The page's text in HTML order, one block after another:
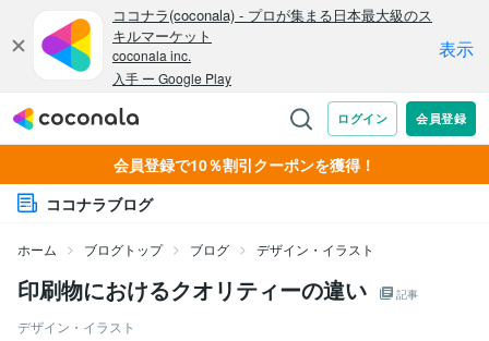
会員登録で10％割引クーポンを獲得！
ココナラブログ
ホーム ブログトップ ブログ デザイン・イラスト
印刷物におけるクオリティーの違い 記事
デザイン・イラスト